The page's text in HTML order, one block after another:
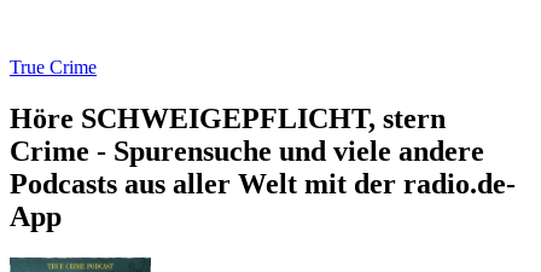
True Crime
Höre SCHWEIGEPFLICHT, stern
Crime - Spurensuche und viele andere
Podcasts aus aller Welt mit der radio.de-
App